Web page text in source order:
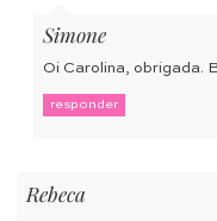
Simone
Oi Carolina, obrigada.
responder
Rebeca